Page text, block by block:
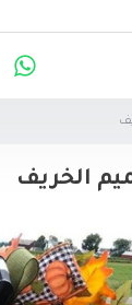
الخريف